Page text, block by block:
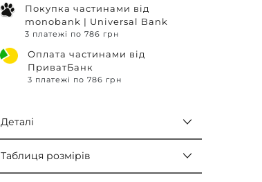
Покупка частинами від
monobank | Universal Bank
3 платежі по 786 грн
Оплата частинами від
ПриватБанк
3 платежі по 786 грн
Деталі
Таблиця розмірів